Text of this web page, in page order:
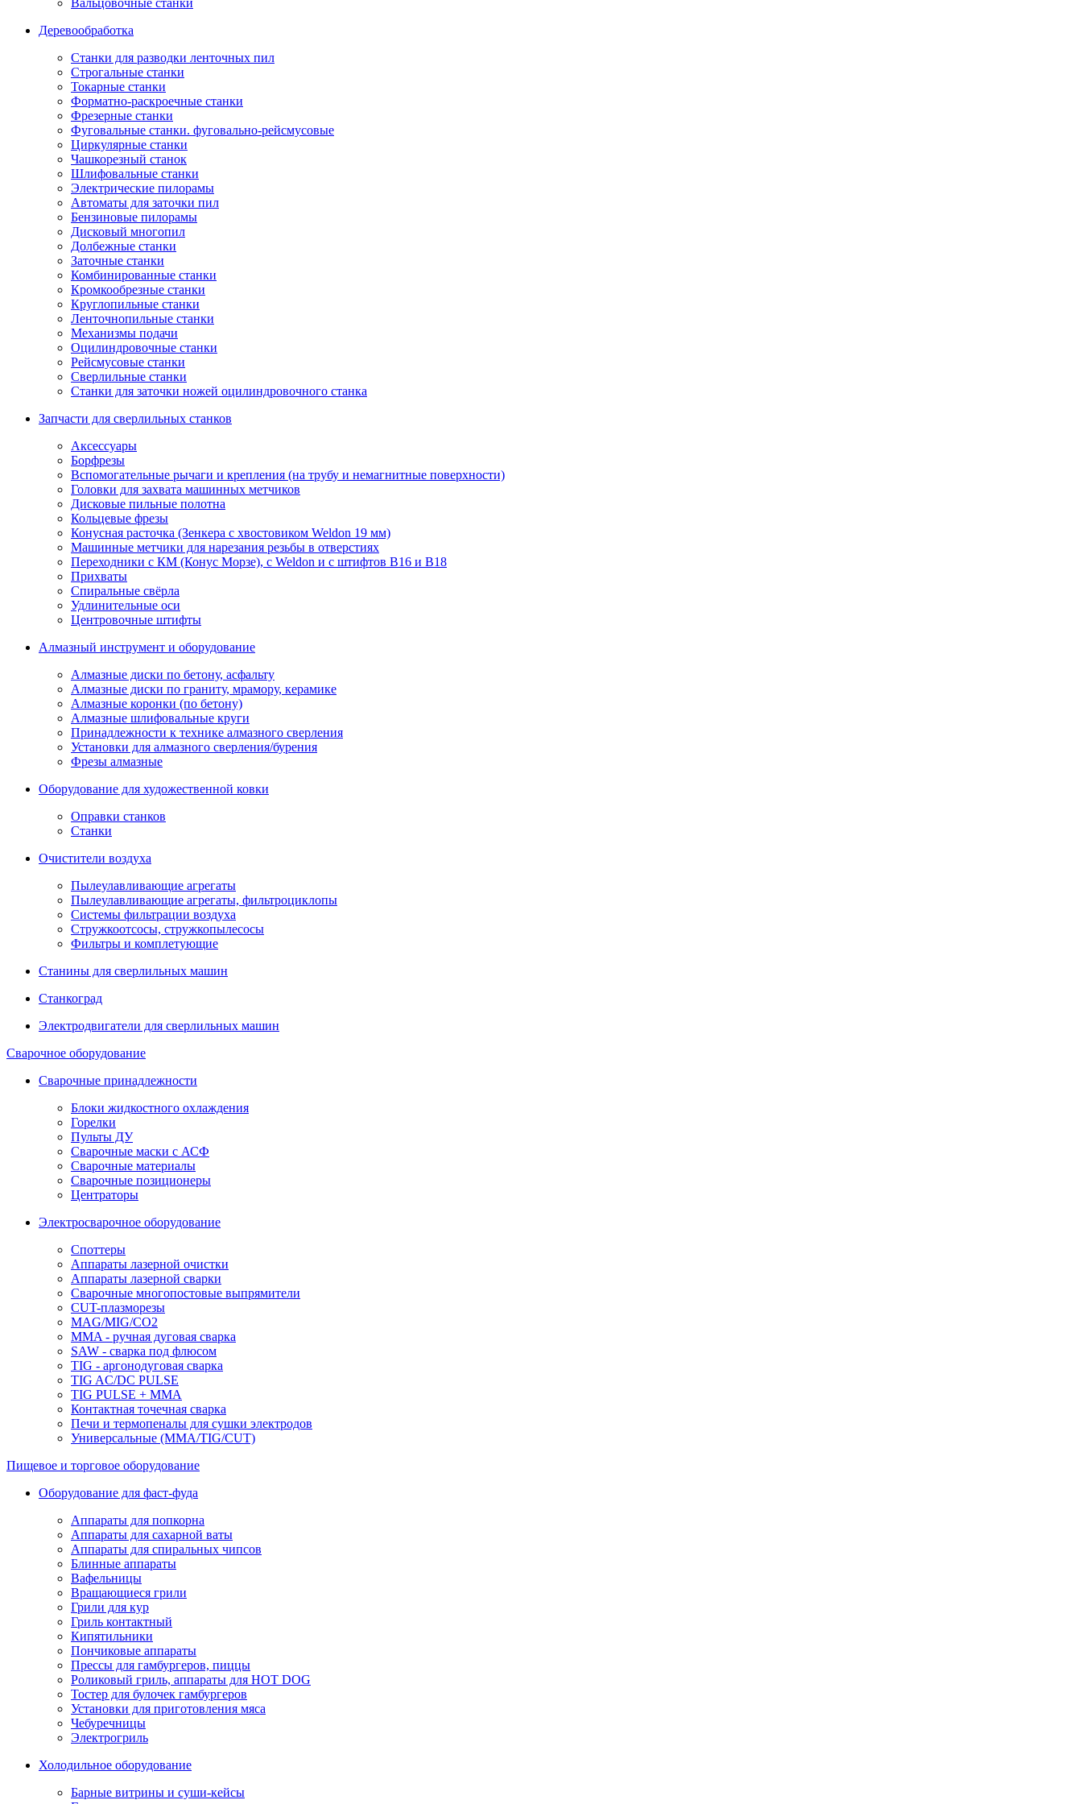
Вальцовочные станки
Деревообработка
Станки для разводки ленточных пил
Строгальные станки
Токарные станки
Форматно-раскроечные станки
Фрезерные станки
Фуговальные станки. фуговально-рейсмусовые
Циркулярные станки
Чашкорезный станок
Шлифовальные станки
Электрические пилорамы
Автоматы для заточки пил
Бензиновые пилорамы
Дисковый многопил
Долбежные станки
Заточные станки
Комбинированные станки
Кромкообрезные станки
Круглопильные станки
Ленточнопильные станки
Механизмы подачи
Оцилиндровочные станки
Рейсмусовые станки
Сверлильные станки
Станки для заточки ножей оцилиндровочного станка
Запчасти для сверлильных станков
Аксессуары
Борфрезы
Вспомогательные рычаги и крепления (на трубу и немагнитные поверхности)
Головки для захвата машинных метчиков
Дисковые пильные полотна
Кольцевые фрезы
Конусная расточка (Зенкера с хвостовиком Weldon 19 мм)
Машинные метчики для нарезания резьбы в отверстиях
Переходники с КМ (Конус Морзе), с Weldon и с штифтов В16 и В18
Прихваты
Спиральные свёрла
Удлинительные оси
Центровочные штифты
Алмазный инструмент и оборудование
Алмазные диски по бетону, асфальту
Алмазные диски по граниту, мрамору, керамике
Алмазные коронки (по бетону)
Алмазные шлифовальные круги
Принадлежности к технике алмазного сверления
Установки для алмазного сверления/бурения
Фрезы алмазные
Оборудование для художественной ковки
Оправки станков
Станки
Очистители воздуха
Пылеулавливающие агрегаты
Пылеулавливающие агрегаты, фильтроциклопы
Системы фильтрации воздуха
Стружкоотсосы, стружкопылесосы
Фильтры и комплетующие
Станины для сверлильных машин
Станкоград
Электродвигатели для сверлильных машин
Сварочное оборудование
Сварочные принадлежности
Блоки жидкостного охлаждения
Горелки
Пульты ДУ
Сварочные маски с АСФ
Сварочные материалы
Сварочные позиционеры
Центраторы
Электросварочное оборудование
Споттеры
Аппараты лазерной очистки
Аппараты лазерной сварки
Сварочные многопостовые выпрямители
CUT-плазморезы
MAG/MIG/CO2
MMA - ручная дуговая сварка
SAW - сварка под флюсом
TIG - аргонодуговая сварка
TIG AC/DC PULSE
TIG PULSE + MMA
Контактная точечная сварка
Печи и термопеналы для сушки электродов
Универсальные (MMA/TIG/CUT)
Пищевое и торговое оборудование
Оборудование для фаст-фуда
Аппараты для попкорна
Аппараты для сахарной ваты
Аппараты для спиральных чипсов
Блинные аппараты
Вафельницы
Вращающиеся грили
Грили для кур
Гриль контактный
Кипятильники
Пончиковые аппараты
Прессы для гамбургеров, пиццы
Роликовый гриль, аппараты для HOT DOG
Тостер для булочек гамбургеров
Установки для приготовления мяса
Чебуречницы
Электрогриль
Холодильное оборудование
Барные витрины и суши-кейсы